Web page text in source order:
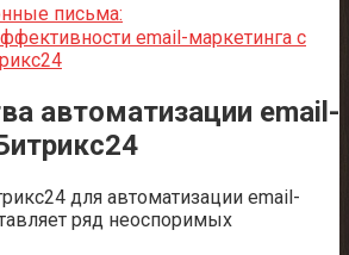
письма:
email-маркетинга с
автоматизации email-
для автоматизации email-
ряд неоспоримых